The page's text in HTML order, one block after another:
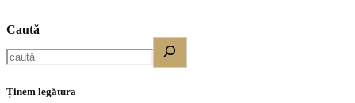
Caută
Ținem legătura